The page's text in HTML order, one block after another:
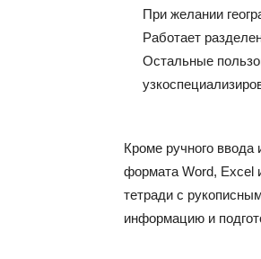
При желании
Работает
Остальные
Кроме ручного ввода
формата Word, Excel
тетради с
информацию и